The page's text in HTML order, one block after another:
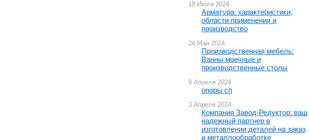
18 Июля 2024
Арматура: характеристики,
области применения и
производство
24 Мая 2024
Производственная мебель:
Ванны моечные и
производственные столы
9 Апреля 2024
опоры сп
3 Апреля 2024
Компания Завод-Редуктор: ваш
надежный партнер в
изготовлении деталей на заказ
и металлообработке